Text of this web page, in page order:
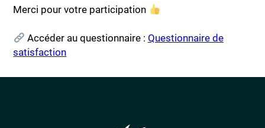
Merci pour votre participation
Accéder au questionnaire : Questionnaire de
satisfaction